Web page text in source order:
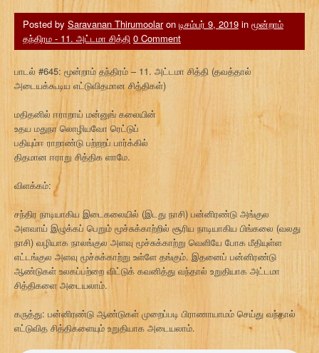
Posted by Saravanan Thirumoolaron டிசம்பர் 9, 2019 in மூன்றாம்
தந்திரம - 11. அட்டமா சித்தி 0 Comment
பாடல் #645: மூன்றாம் தந்திரம் – 11. அட்டமா சித்தி (தவத்தால்
அடையக்கூடிய எட்டுவிதமான சித்திகள்)
மதிதனில் ஈராறாய் மன்னுங் கலையின்
உதய மதுநா லொழியவோ ரெட்டுப்
பதியும்ஈ ராறாண்டு பற்றறப் பார்க்கில்
திதமான ஈராறு சித்திக ளாமே.
விளக்கம்:
சந்திர நாடியாகிய இடைகலையில் (இடது நாசி) பன்னிரண்டு அங்குல
அளவாய் இழுக்கப் பெறும் மூச்சுக்காற்றில் சூரிய நாடியாகிய பிங்கலை (வலது
நாசி) வழியாக நாலங்குல அளவு மூச்சுக்காற்று வெளியே போக மீதியுள்ள
எட்டங்குல அளவு மூச்சுக்காற்று உள்ளே தங்கும். இதனைப் பன்னிரண்டு
ஆண்டுகள் உலகப்பற்றை விட்டுக் கவனித்து வந்தால் உறுதியாக அட்டமா
சித்திகளை அடையலாம்.
கருத்து: பன்னிரண்டு ஆண்டுகள் முறைப்படி பிராணாயாமம் செய்து வந்தால்
எட்டுவித சித்திகளையும் உறுதியாக அடையலாம்.